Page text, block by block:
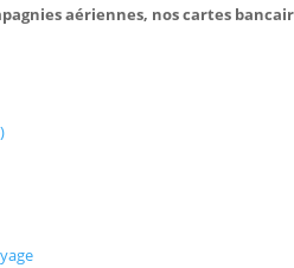
aériennes, nos cartes